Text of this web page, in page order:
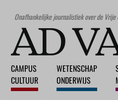
Onafhankelijke journalistiek over de
CAMPUS
CULTUUR
WETENSCHAP
ONDERWIJS